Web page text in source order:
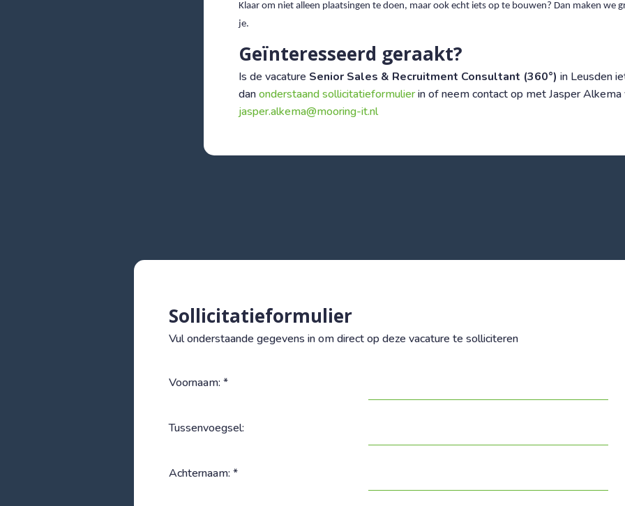
Klaar om niet alleen plaatsingen te doen, maar ook echt iets op te bouwen? Dan maken we
je.
Geïnteresseerd geraakt?
Is de vacature Senior Sales & Recruitment Consultant (360°) in Leusden
danonderstaand sollicitatieformulierin of neem contact op met Jasper Alkema
jasper.alkema@mooring-it.nl
Sollicitatieformulier
Vul onderstaande gegevens in om direct op deze vacature te solliciteren
Voornaam: *
Tussenvoegsel:
Achternaam: *